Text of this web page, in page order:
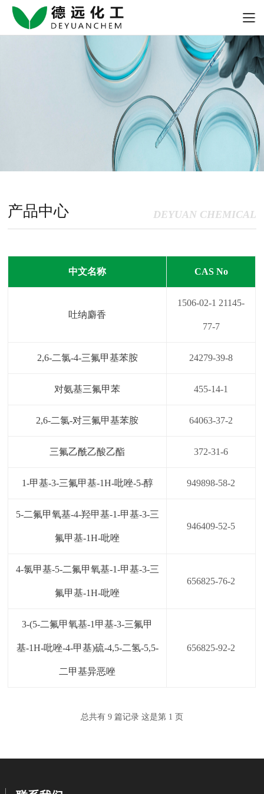
产品中心 DEYUAN CHEMICAL
中文名称 CAS No
吐纳麝香
1506-02-1 21145-
77-7
2,6-二氯-4-三氟甲基苯胺 24279-39-8
对氨基三氟甲苯 455-14-1
2,6-二氯-对三氟甲基苯胺 64063-37-2
三氟乙酰乙酸乙酯 372-31-6
1-甲基-3-三氟甲基-1H-吡唑-5-醇 949898-58-2
5-二氟甲氧基-4-羟甲基-1-甲基-3-三
氟甲基-1H-吡唑
946409-52-5
4-氯甲基-5-二氟甲氧基-1-甲基-3-三
氟甲基-1H-吡唑
656825-76-2
3-(5-二氟甲氧基-1甲基-3-三氟甲
基-1H-吡唑-4-甲基)硫-4,5-二氢-5,5-
二甲基异恶唑
656825-92-2
总共有 9 篇记录 这是第 1 页